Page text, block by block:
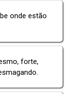
onde estão
forte,